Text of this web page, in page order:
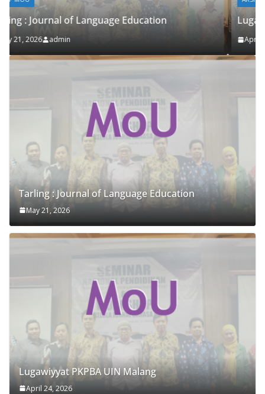
Lugawiyyat PKPBA UIN Malang
April 24, 2026 admin
Tarling : Journal of Language Education
May 21, 2026
Lugawiyyat PKPBA UIN Malang
April 24, 2026